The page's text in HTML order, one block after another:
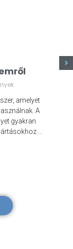
amelyet
A
gyakran
…